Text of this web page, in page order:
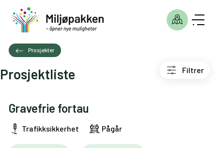
Prosjekter
Prosjektliste Filtrer
Gravefrie fortau
Trafikksikkerhet Pågår